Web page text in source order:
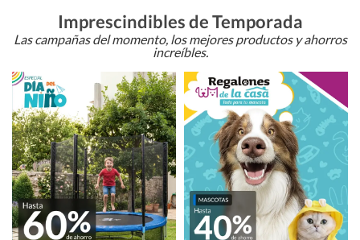
Imprescindibles de Temporada
Las campañas del momento, los mejores productos y ahorros
increíbles.